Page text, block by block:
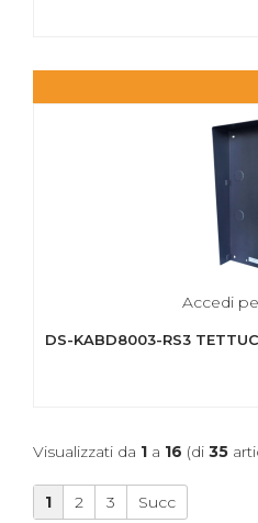
Accedi
DS-KABD8003-RS3
Visualizzati da 1 a 16 (di 35
1 2 3 Succ